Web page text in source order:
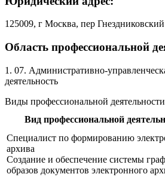
125009, г Москва, пер
Область профессиональной
1. 07. Административно-
деятельность
Виды профессиональной деятельности
Вид профессиональной
Специалист по формированию
архива
Создание и обеспечение системы
образов документов электронного